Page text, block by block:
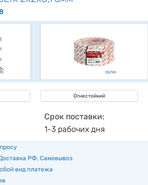
Огнестойкий
Срок поставки:
1-3 рабочих дня
РФ, Самовывоз
вид платежа